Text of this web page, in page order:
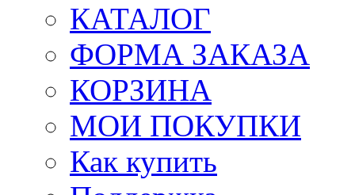
КАТАЛОГ
ФОРМА ЗАКАЗА
КОРЗИНА
МОИ ПОКУПКИ
Как купить